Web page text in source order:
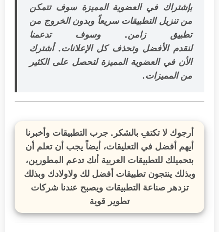
بإشتراك في العضوية المميزة سوف تتمكن
من تنزيل التطبيقات سريعاً وبدون الخروج من
تطبيق زامن. وسوف تدعمنا
لنقدم الأفضل وتحذف كل الإعلانات. أشترك
الأن في العضوية المميزة لتحصل على الكثير
من المميزات.
أرجوك لا تكتفِ بالشكر. جرب التطبيقات وأخبرنا
أيهم أفضل في التعليقات، أيضاً يجب أن تعلم أن
بتحميلك للتطبيقات العربية أنك تدعم المطورين،
وبذلك ينتجون تطبيقات أفضل لك ولاولادك وبذلك
تزدهر صناعة التطبيقات ويصبح عندنا شركات
تطوير قوية